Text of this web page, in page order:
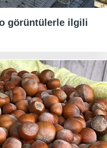
görüntülerle ilgili